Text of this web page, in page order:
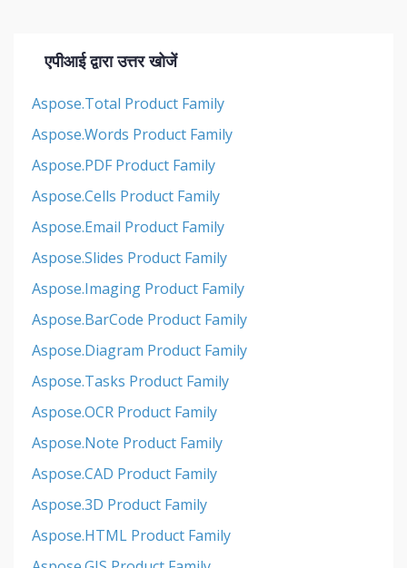
एपीआई द्वारा उत्तर खोजें
Aspose.Total Product Family
Aspose.Words Product Family
Aspose.PDF Product Family
Aspose.Cells Product Family
Aspose.Email Product Family
Aspose.Slides Product Family
Aspose.Imaging Product Family
Aspose.BarCode Product Family
Aspose.Diagram Product Family
Aspose.Tasks Product Family
Aspose.OCR Product Family
Aspose.Note Product Family
Aspose.CAD Product Family
Aspose.3D Product Family
Aspose.HTML Product Family